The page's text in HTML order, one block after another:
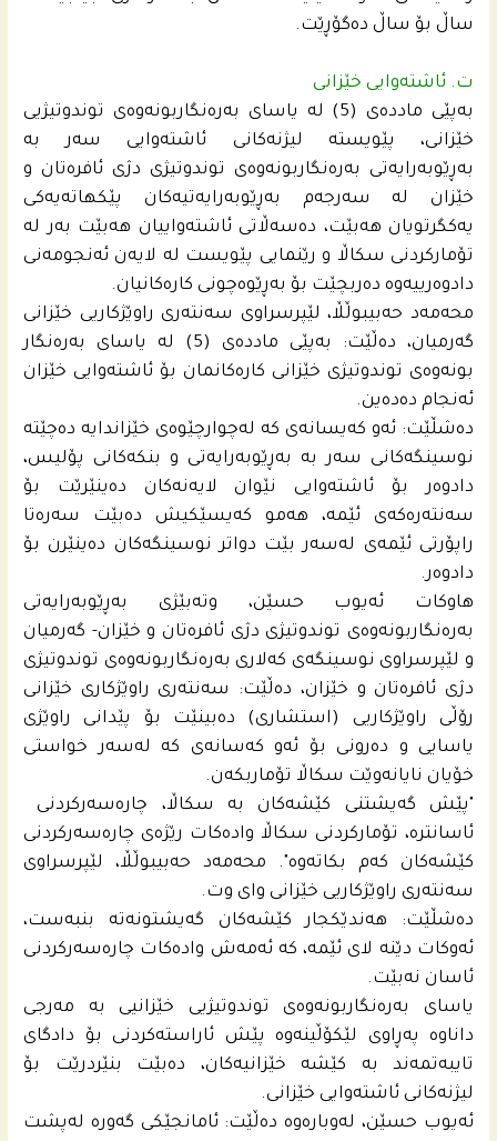
ساڵ بۆ ساڵ دەگۆڕێت.
ت. ئاشتەوایی خێزانی
بەپێی ماددەی (5) لە یاسای بەرەنگاربونەوەی توندوتیژیی
خێزانی، پێویستە لیژنەکانی ئاشتەوایی سەر بە
بەڕێوبەرایەتی بەرەنگاربونەوەی توندوتیژی دژی ئافرەتان و
خێزان لە سەرجەم بەڕێوبەرایەتیەکان پێکهاتەیەکی
یەکگرتویان هەبێت، دەسەڵاتی ئاشتەواییان هەبێت بەر لە
تۆمارکردنی سکاڵا و رێنمایی پێویست لە لایەن ئەنجومەنی
دادوەرییەوە دەربچێت بۆ بەڕێوەچونی کارەکانیان.
محه‌مه‌د حه‌بیبوڵڵا، لێپرسراوی سەنتەری راوێژکاریی خێزانی
گەرمیان، دەڵێت: بەپێی ماددەی (5) لە یاسای بەرەنگار
بونەوەی توندوتیژی خێزانی کارەکانمان بۆ ئاشتەوایی خێزان
ئەنجام دەدەین.
دەشڵێت: ئەو کەیسانەی کە لەچوارچێوەی خێزاندایە دەچێتە
نوسینگەکانی سەر بە بەڕێوبەرایەتی و بنکەکانی پۆلیس،
دادوەر بۆ ئاشتەوایی نێوان لایەنەکان دەینێرێت بۆ
سەنتەره‌كه‌ى ئێمه‌، هه‌مو كه‌یسێكیش دەبێت سەرەتا
راپۆرتی ئێمەی لەسەر بێت دواتر نوسینگەکان دەینێرن بۆ
دادوەر.
هاوکات ئەیوب حسێن، وتەبێژی بەڕێوبەرایەتی
بەرەنگاربونەوەی توندوتیژی دژی ئافرەتان و خێزان- گەرمیان
و لێپرسراوی نوسینگەی كه‌لاری بەرەنگاربونەوەی توندوتيژی
دژی ئافرەتان و خێزان، دەڵێت: سەنتەری راوێژکاری خێزانی
رۆڵی راوێژكاریی (استشاری) دەبینێت بۆ پێدانی راوێژی
یاسایی و دەرونی بۆ ئەو کەسانەی کە لەسەر خواستی
خۆیان نایانەوێت سکاڵا تۆماربکەن.
"پێش گەیشتنی کێشەکان بە سکاڵا، چارەسەرکردنی
ئاسانترە، تۆمارکردنی سکاڵا وادەکات رێژەی چارەسەرکردنی
کێشەکان کەم بکاتەوە". محه‌مه‌د حه‌بیبوڵڵا، لێپرسراوی
سەنتەری راوێژکاریی خێزانی وای وت.
دەشڵێت: هەندێکجار کێشەکان گەیشتونەتە بنبەست،
ئەوکات دێنە لای ئێمە، کە ئەمەش وادەکات چارەسەرکردنی
ئاسان نەبێت.
یاسای بەرەنگاربونەوەی توندوتیژیی خێزانیی بە مەرجی
داناوە پەڕاوی لێکۆڵینەوە پێش ئاراستەکردنی بۆ دادگای
تایبەتمەند بە کێشە خێزانیەکان، دەبێت بنێردرێت بۆ
لیژنەکانی ئاشتەوایی خێزانی.
ئەیوب حسێن، له‌وباره‌وه‌ دەڵێت: ئامانجێکی گەورە لەپشت